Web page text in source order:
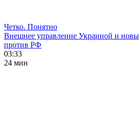
Четко. Понятно
Внешнее управление Украиной и
против РФ
03:33
24 мин